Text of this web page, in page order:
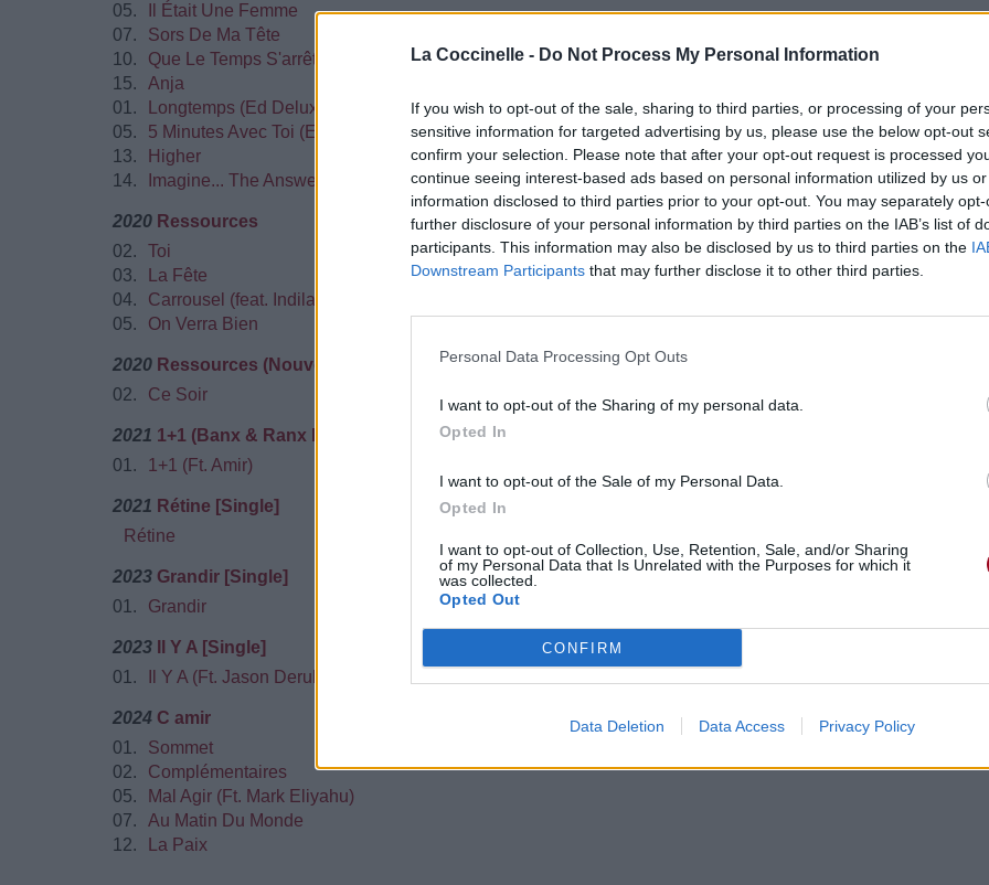
La Coccinelle - Do Not Process My Personal Information
If you wish to opt-out of the sale, sharing to third parties, or processing of your
sensitive information for targeted advertising by us, please use the below opt-out
confirm your selection. Please note that after your opt-out request is processed
continue seeing interest-based ads based on personal information utilized by us
information disclosed to third parties prior to your opt-out. You may separately
further disclosure of your personal information by third parties on the IAB’s list of
participants. This information may also be disclosed by us to third parties on the
Downstream Participants that may further disclose it to other third parties.
Personal Data Processing Opt Outs
I want to opt-out of the Sharing of my personal data.
Opted In
I want to opt-out of the Sale of my Personal Data.
Opted In
I want to opt-out of Collection, Use, Retention, Sale, and/or Sharing
of my Personal Data that Is Unrelated with the Purposes for which it
was collected.
Opted Out
CONFIRM
Data Deletion Data Access Privacy Policy
05.
Il Était Une Femme
07.
Sors De Ma Tête
10.
Que Le Temps S'arrête
15.
Anja
01.
Longtemps (Ed Deluxe)
05.
5 Minutes Avec Toi (Ed. Deluxe)
13.
Higher
14.
Imagine... The Answer (Ed. Deluxe)
2020 Ressources
02.
Toi
03.
La Fête
04.
Carrousel (feat. Indila)
05.
On Verra Bien
2020 Ressources (Nouvelle Edition)
02.
Ce Soir
2021 1+1 (Banx & Ranx Remix) [Single]
01.
1+1 (Ft. Amir)
2021 Rétine [Single]
Rétine
2023 Grandir [Single]
01.
Grandir
2023
Il Y A [Single]
01.
Il Y A (Ft. Jason Derulo)
2024 C amir
01.
Sommet
02.
Complémentaires
05.
Mal Agir (Ft. Mark Eliyahu)
07.
Au Matin Du Monde
12.
La Paix